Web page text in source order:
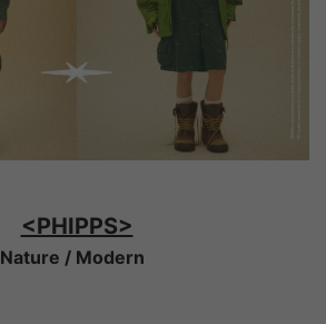
<PHIPPS>
Nature / Modern